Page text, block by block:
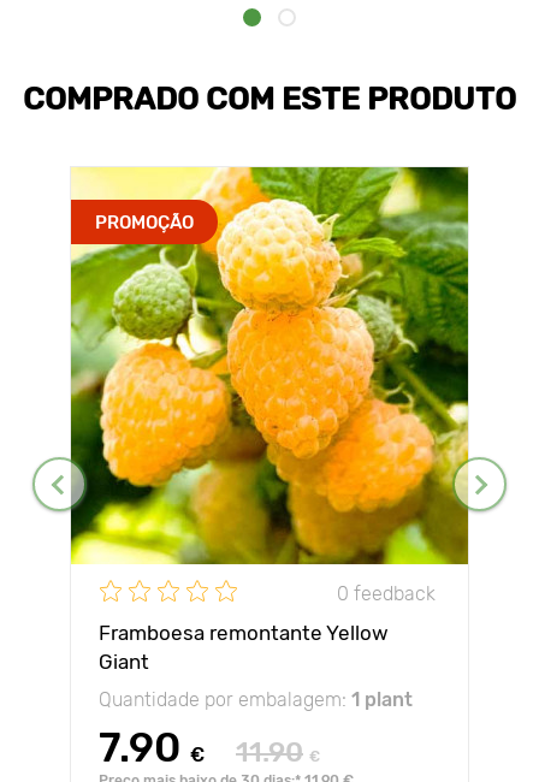
COMPRADO COM ESTE PRODUTO
PROMOÇÃO
0 feedback
Framboesa remontante Yellow
Giant
Quantidade por embalagem: 1 plant
7.90 € 11.90 €